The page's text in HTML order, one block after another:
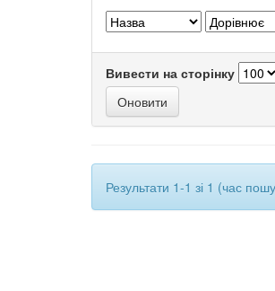
Вивести на сторінку
Результати 1-1 зі 1 (час